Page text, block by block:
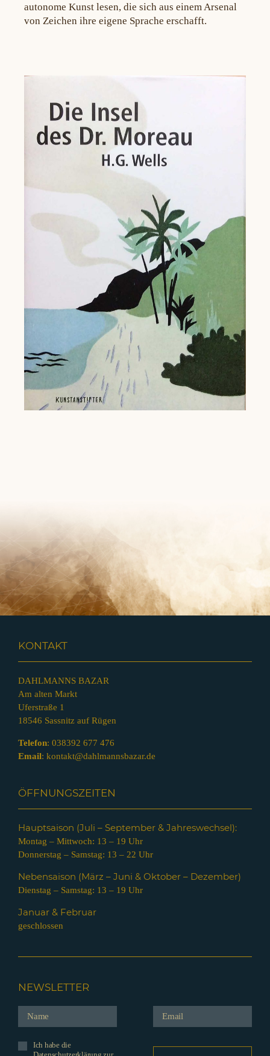
autonome Kunst lesen, die sich aus einem Arsenal
von Zeichen ihre eigene Sprache erschafft.
KONTAKT
DAHLMANNS BAZAR
Am alten Markt
Uferstraße 1
18546 Sassnitz auf Rügen
Telefon: 038392 677 476
Email: kontakt@dahlmannsbazar.de
ÖFFNUNGSZEITEN
Hauptsaison (Juli – September & Jahreswechsel):
Montag – Mittwoch: 13 – 19 Uhr
Donnerstag – Samstag: 13 – 22 Uhr
Nebensaison (März – Juni & Oktober – Dezember)
Dienstag – Samstag: 13 – 19 Uhr
Januar & Februar
geschlossen
NEWSLETTER
Ich habe die